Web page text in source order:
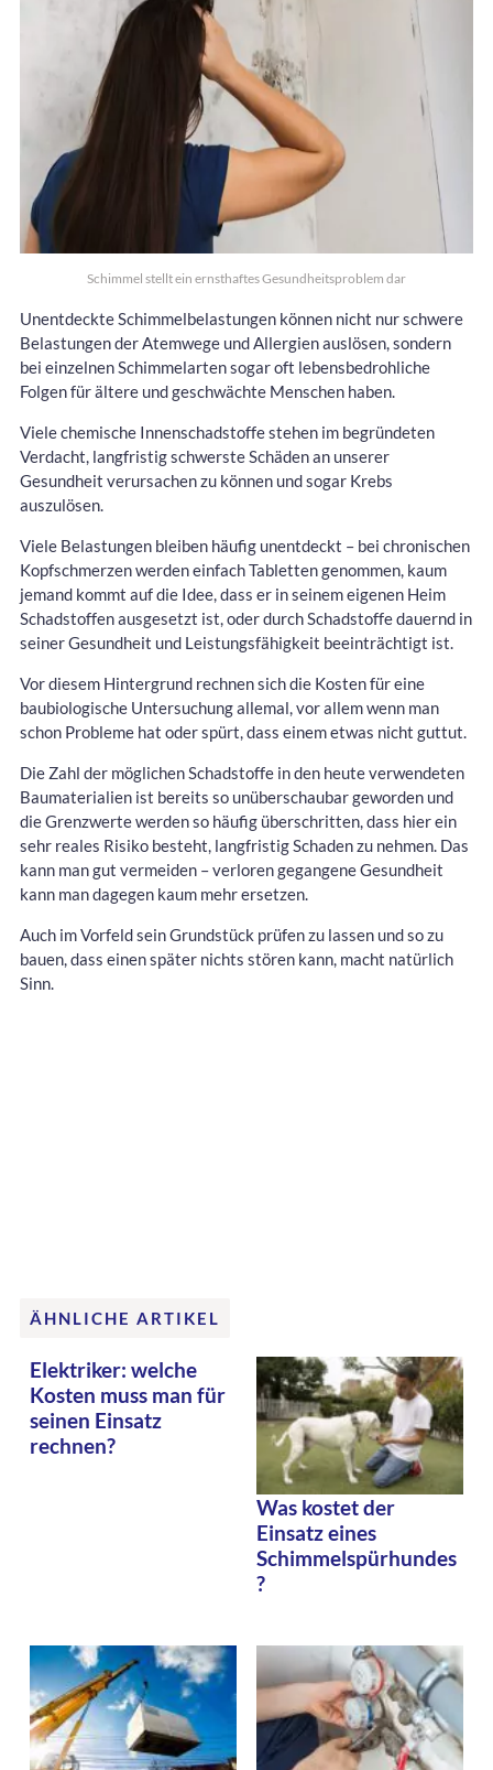
Schimmel stellt ein ernsthaftes Gesundheitsproblem dar
Unentdeckte Schimmelbelastungen können nicht nur schwere
Belastungen der Atemwege und Allergien auslösen, sondern
bei einzelnen Schimmelarten sogar oft lebensbedrohliche
Folgen für ältere und geschwächte Menschen haben.
Viele chemische Innenschadstoffe stehen im begründeten
Verdacht, langfristig schwerste Schäden an unserer
Gesundheit verursachen zu können und sogar Krebs
auszulösen.
Viele Belastungen bleiben häufig unentdeckt – bei chronischen
Kopfschmerzen werden einfach Tabletten genommen, kaum
jemand kommt auf die Idee, dass er in seinem eigenen Heim
Schadstoffen ausgesetzt ist, oder durch Schadstoffe dauernd in
seiner Gesundheit und Leistungsfähigkeit beeinträchtigt ist.
Vor diesem Hintergrund rechnen sich die Kosten für eine
baubiologische Untersuchung allemal, vor allem wenn man
schon Probleme hat oder spürt, dass einem etwas nicht guttut.
Die Zahl der möglichen Schadstoffe in den heute verwendeten
Baumaterialien ist bereits so unüberschaubar geworden und
die Grenzwerte werden so häufig überschritten, dass hier ein
sehr reales Risiko besteht, langfristig Schaden zu nehmen. Das
kann man gut vermeiden – verloren gegangene Gesundheit
kann man dagegen kaum mehr ersetzen.
Auch im Vorfeld sein Grundstück prüfen zu lassen und so zu
bauen, dass einen später nichts stören kann, macht natürlich
Sinn.
ÄHNLICHE ARTIKEL
Elektriker: welche
Kosten muss man für
seinen Einsatz
rechnen?
Was kostet der
Einsatz eines
Schimmelspürhundes
?